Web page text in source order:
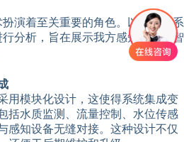
演着至关重要的角色。以下将从系
分析，旨在展示我方感知设备在智
用模块化设计，这使得系统集成变
括水质监测、流量控制、水位传感
感知设备无缝对接。这种设计不仅